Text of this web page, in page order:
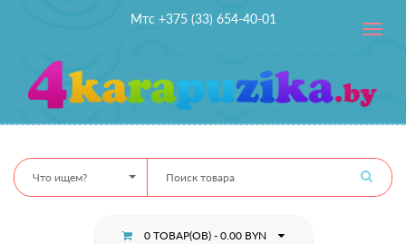
Мтс +375 (33) 654-40-01
Toggle
Что ищем?
0 ТОВАР(ОВ) - 0.00 BYN